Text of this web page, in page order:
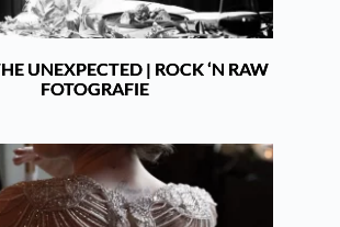
UNEXPECTED | ROCK ‘N RAW
FOTOGRAFIE